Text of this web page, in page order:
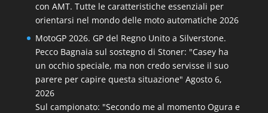
con AMT. Tutte le caratteristiche essenziali per
orientarsi nel mondo delle moto automatiche 2026
MotoGP 2026. GP del Regno Unito a Silverstone.
Pecco Bagnaia sul sostegno di Stoner: "Casey ha
un occhio speciale, ma non credo servisse il suo
parere per capire questa situazione" Agosto 6,
2026
Sul campionato: "Secondo me al momento Ogura e